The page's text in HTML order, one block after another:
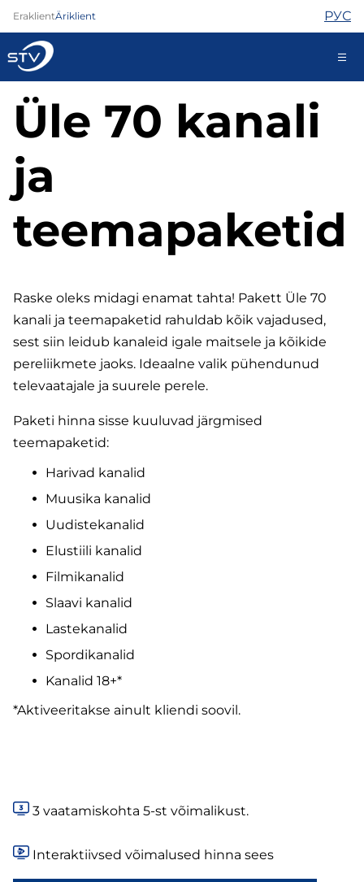
EraklientÄriklient РУС
kontakt@stv.ee
Iseteenindus
Internet
TV
Telefon
Pood
Kontaktid
Uudised
Üle 70 kanali
ja
teemapaketid
Raske oleks midagi enamat tahta! Pakett Üle 70
kanali ja teemapaketid rahuldab kõik vajadused,
sest siin leidub kanaleid igale maitsele ja kõikide
pereliikmete jaoks. Ideaalne valik pühendunud
televaatajale ja suurele perele.
Paketi hinna sisse kuuluvad järgmised
teemapaketid:
Harivad kanalid
Muusika kanalid
Uudistekanalid
Elustiili kanalid
Filmikanalid
Slaavi kanalid
Lastekanalid
Spordikanalid
Kanalid 18+*
*Aktiveeritakse ainult kliendi soovil.
3 vaatamiskohta 5-st võimalikust.
Interaktiivsed võimalused hinna sees